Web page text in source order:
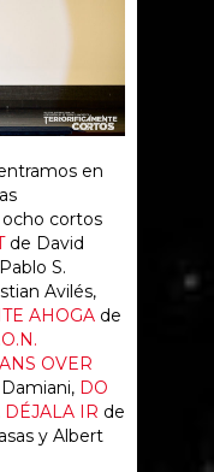
en
cortos
de David
S.
Avilés,
AHOGA de
OVER
DO
DÉJALA IR de
y Albert